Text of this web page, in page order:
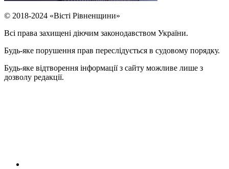
© 2018-2024 «Вісті Рівненщини»
Всі права захищені діючим законодавством України.
Будь-яке порушення прав переслідується в судовому порядку.
Будь-яке відтворення інформації з сайту можливе лише з
дозволу редакції.